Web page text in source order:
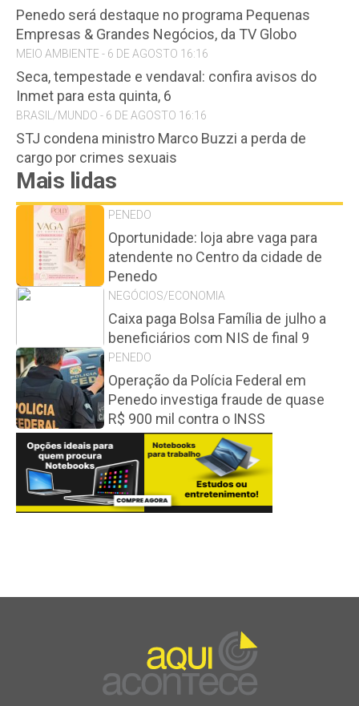
Penedo será destaque no programa Pequenas
Empresas & Grandes Negócios, da TV Globo
MEIO AMBIENTE - 6 DE AGOSTO 16:16
Seca, tempestade e vendaval: confira avisos do
Inmet para esta quinta, 6
BRASIL/MUNDO - 6 DE AGOSTO 16:16
STJ condena ministro Marco Buzzi a perda de
cargo por crimes sexuais
Mais lidas
PENEDO
Oportunidade: loja abre vaga para
atendente no Centro da cidade de
Penedo
NEGÓCIOS/ECONOMIA
Caixa paga Bolsa Família de julho a
beneficiários com NIS de final 9
PENEDO
Operação da Polícia Federal em
Penedo investiga fraude de quase
R$ 900 mil contra o INSS